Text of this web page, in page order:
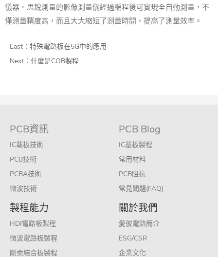
儀器。思銳測量的影像測量儀經過編程後可實現全自動測量，不
僅測量精度高，而且大大縮短了測量時間，提高了測量效率。
Last： 特殊電路板在5G中的應用
Next： 什麼是COB製程
PCB資訊
IC載板技術
PCB技術
PCBA技術
微波技術
PCB Blog
IC基板製程
常用材料
PCB阻抗
常見問題(FAQ)
製程能力
HDI電路板製程
微波電路板製程
剛柔結合板製程
關於我們
愛彼電路簡介
ESG/CSR
企業文化